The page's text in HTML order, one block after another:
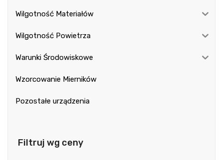
Wilgotność Materiałów
Wilgotność Powietrza
Warunki Środowiskowe
Wzorcowanie Mierników
Pozostałe urządzenia
Filtruj wg ceny